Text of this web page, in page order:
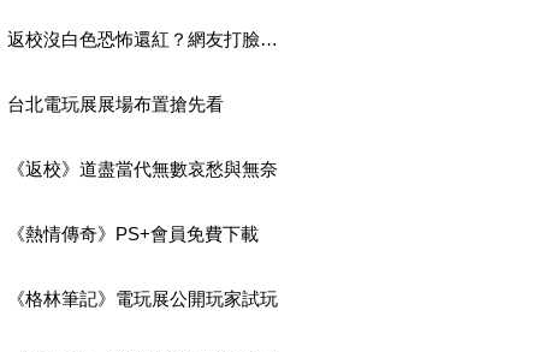
返校沒白色恐怖還紅？網友打臉…
台北電玩展展場布置搶先看
《返校》道盡當代無數哀愁與無奈
《熱情傳奇》PS+會員免費下載
《格林筆記》電玩展公開玩家試玩